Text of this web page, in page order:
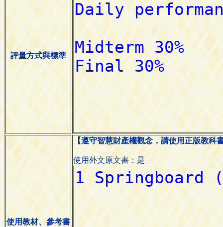
評量方式與標準
使用教材、參考書
【遵守智慧財產權觀念，請使用正版教科
使用外文原文書：是